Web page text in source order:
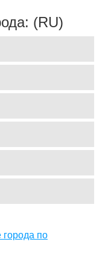
(RU)
города по